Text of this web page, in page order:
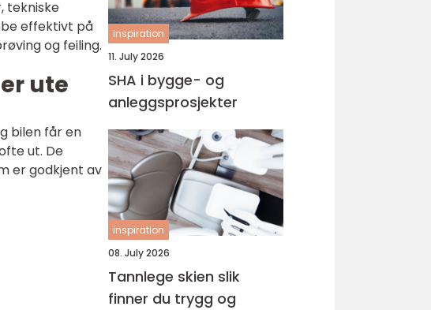
tekniske
effektivt på
og feiling.
ute
bilen får en
ut. De
er godkjent av
inspiration
11. July 2026
SHA i bygge- og
anleggsprosjekter
inspiration
08. July 2026
Tannlege skien slik
finner du trygg og